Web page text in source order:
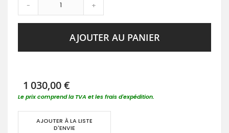
- +
AJOUTER AU PANIER
1 030,00 €
Le prix comprend la TVA et les frais d'expédition.
AJOUTER À LA LISTE
D'ENVIE